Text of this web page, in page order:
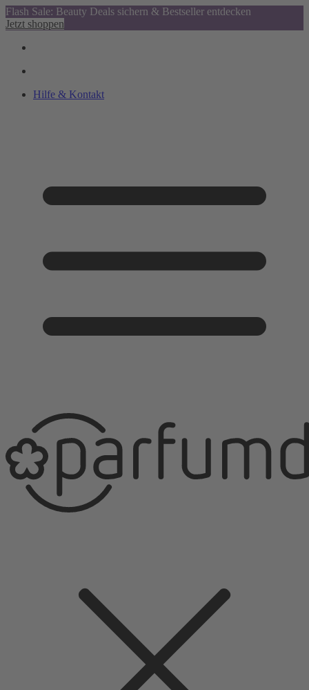
Flash Sale: Beauty Deals sichern & Bestseller entdecken
Jetzt shoppen
Hilfe & Kontakt